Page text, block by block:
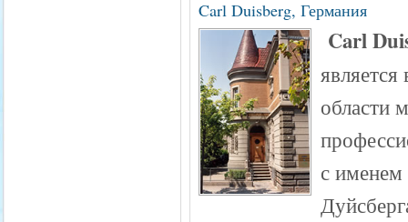
Carl Duisberg, Германия
Carl
области
с именем